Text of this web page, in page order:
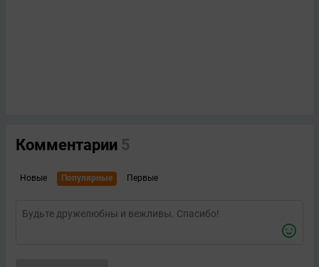
Комментарии 5
Новые Популярные Первые